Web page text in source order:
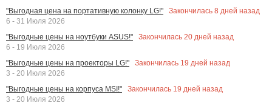
"Выгодная цена на портативную колонку LG!"
Закончилась 8 дней назад
6 - 31 Июля 2026
"Выгодные цены на ноутбуки ASUS!"
Закончилась 20 дней назад
6 - 19 Июля 2026
"Выгодные цены на проекторы LG!"
Закончилась 19 дней назад
3 - 20 Июля 2026
"Выгодные цены на корпуса MSI!"
Закончилась 19 дней назад
3 - 20 Июля 2026